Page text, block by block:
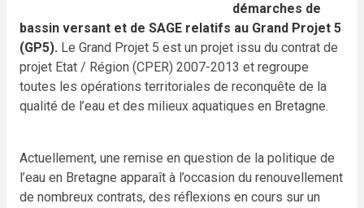
démarches de
bassin versant et de SAGE relatifs au Grand Projet 5
(GP5). Le Grand Projet 5 est un projet issu du contrat de
projet Etat / Région (CPER) 2007-2013 et regroupe
toutes les opérations territoriales de reconquête de la
qualité de l’eau et des milieux aquatiques en Bretagne.
Actuellement, une remise en question de la politique de
l’eau en Bretagne apparaît à l’occasion du renouvellement
de nombreux contrats, des réflexions en cours sur un